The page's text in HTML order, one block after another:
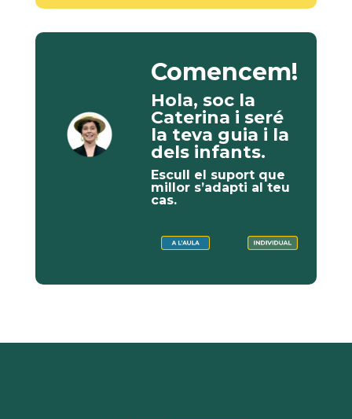
Comencem!
Hola, soc la
Caterina i seré
la teva guia i la
dels infants.
Escull el suport que
millor s’adapti al teu
cas.